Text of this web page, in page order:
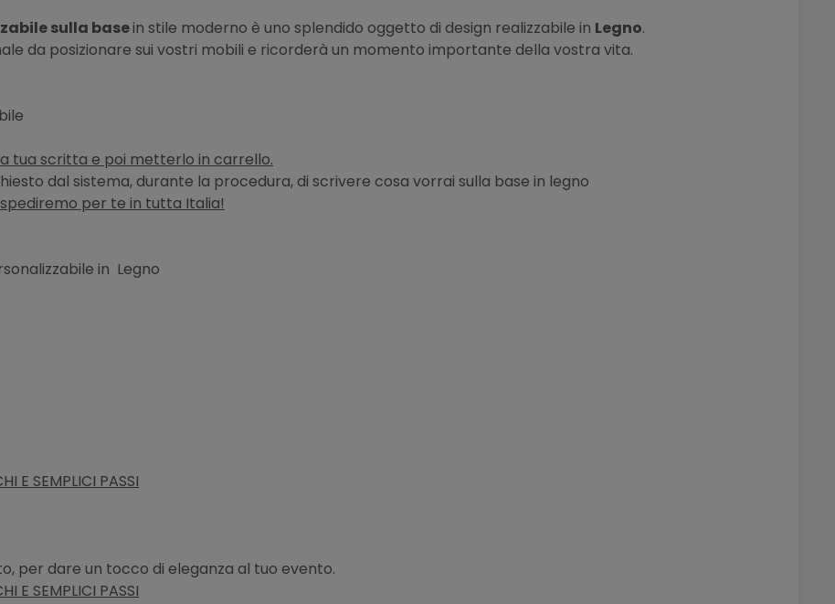
sulla basein stile moderno è uno splendido oggetto di design realizzabile in Legno.
da posizionare sui vostri mobili e ricorderà un momento importante della vostra vita.
tua scritta e poi metterlo in carrello.
dal sistema, durante la procedura, di scrivere cosa vorrai sulla base in legno
per te in tutta Italia!
in Legno
E SEMPLICI PASSI
per dare un tocco di eleganza al tuo evento.
E SEMPLICI PASSI